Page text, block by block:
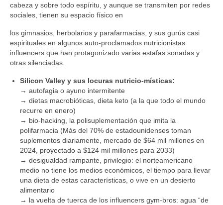
cabeza y sobre todo espíritu, y aunque se transmiten por redes
sociales, tienen su espacio físico en
los gimnasios, herbolarios y parafarmacias, y sus gurús casi
espirituales en algunos auto-proclamados nutricionistas
influencers que han protagonizado varias estafas sonadas y
otras silenciadas.
Silicon Valley y sus locuras nutricio-místicas:
→ autofagia o ayuno intermitente
→ dietas macrobióticas, dieta keto (a la que todo el mundo
recurre en enero)
→ bio-hacking, la polisuplementación que imita la
polifarmacia (Más del 70% de estadounidenses toman
suplementos diariamente, mercado de $64 mil millones en
2024, proyectado a $124 mil millones para 2033)
→ desigualdad rampante, privilegio: el norteamericano
medio no tiene los medios económicos, el tiempo para llevar
una dieta de estas características, o vive en un desierto
alimentario
→ la vuelta de tuerca de los influencers gym-bros: agua “de